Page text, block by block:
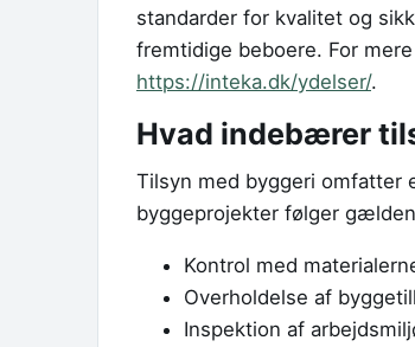
standarder for kvalitet og
fremtidige beboere. For
https://inteka.dk/ydelser/.
Hvad indebærer
Tilsyn med byggeri omfatter
byggeprojekter følger
Kontrol med
Overholdelse af
Inspektion af